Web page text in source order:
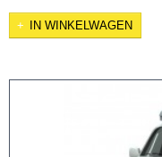
IN WINKELWAGEN